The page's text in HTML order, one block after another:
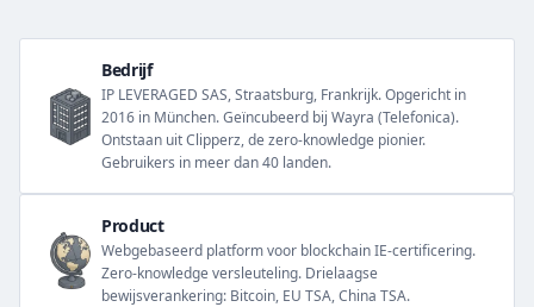
Bedrijf
IP LEVERAGED SAS, Straatsburg, Frankrijk. Opgericht in
2016 in München. Geïncubeerd bij Wayra (Telefonica).
Ontstaan uit Clipperz, de zero-knowledge pionier.
Gebruikers in meer dan 40 landen.
Product
Webgebaseerd platform voor blockchain IE-certificering.
Zero-knowledge versleuteling. Drielaagse
bewijsverankering: Bitcoin, EU TSA, China TSA.